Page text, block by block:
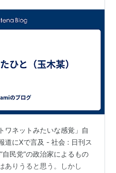
ワネットみたいな感覚」自
道にXで言及 - 社会 : 日刊ス
民党”の政治家によるもの
ありうると思う。しかし